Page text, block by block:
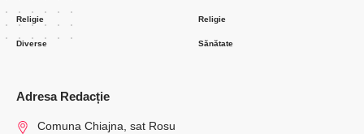
Religie
Diverse
Religie
Sănătate
Adresa Redacție
Comuna Chiajna, sat Rosu